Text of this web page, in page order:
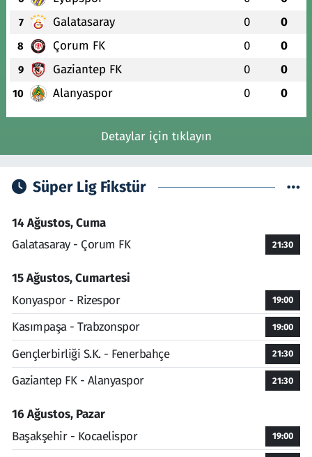
7 Galatasaray 0 0
8 Çorum FK 0 0
9 Gaziantep FK 0 0
10 Alanyaspor 0 0
Detaylar için tıklayın
Süper Lig Fikstür
14 Ağustos, Cuma
Galatasaray - Çorum FK
21:30
15 Ağustos, Cumartesi
Konyaspor - Rizespor
19:00
Kasımpaşa - Trabzonspor 19:00
Gençlerbirliği S.K. - Fenerbahçe 21:30
Gaziantep FK - Alanyaspor 21:30
16 Ağustos, Pazar
Başakşehir - Kocaelispor
19:00